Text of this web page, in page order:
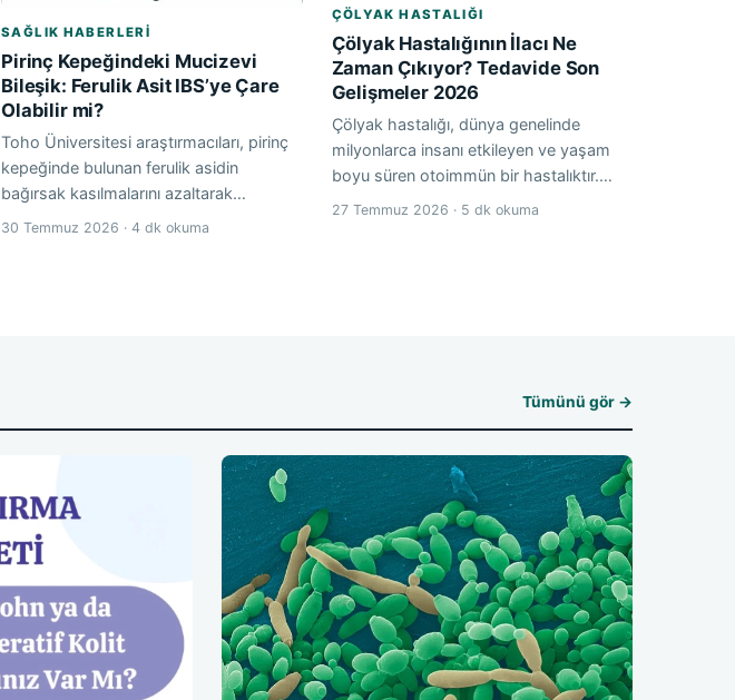
SAĞLIK HABERLERI
Pirinç Kepeğindeki Mucizevi
Bileşik: Ferulik Asit IBS’ye Çare
Olabilir mi?
Toho Üniversitesi araştırmacıları, pirinç
kepeğinde bulunan ferulik asidin
bağırsak kasılmalarını azaltarak…
30 Temmuz 2026 · 4 dk okuma
ÇÖLYAK HASTALIĞI
Çölyak Hastalığının İlacı Ne
Zaman Çıkıyor? Tedavide Son
Gelişmeler 2026
Çölyak hastalığı, dünya genelinde
milyonlarca insanı etkileyen ve yaşam
boyu süren otoimmün bir hastalıktır.…
27 Temmuz 2026 · 5 dk okuma
Tümünü gör →